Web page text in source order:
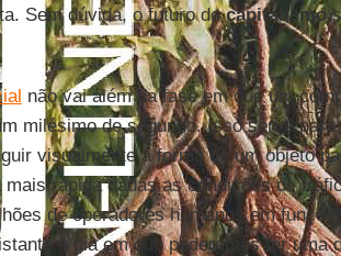
Sem dúvida, o futuro docapitalismo
não vai além da fase em que um
milésimo de segundo. Isso serve para
visualmente a forma de um objeto
rápida dadas as condições de
de operadores humanos em
o dia em que poderemos ter uma